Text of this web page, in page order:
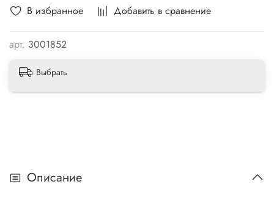
В избранное Добавить в сравнение
арт. 3001852
Выбрать
Описание